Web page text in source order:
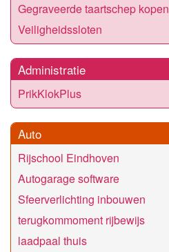
Gegraveerde taartschep kopen
Veiligheidssloten
Administratie
PrikKlokPlus
Auto
Rijschool Eindhoven
Autogarage software
Sfeerverlichting inbouwen
terugkommoment rijbewijs
laadpaal thuis